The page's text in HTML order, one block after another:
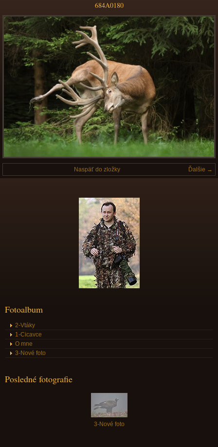
684A0180
Ďalšie →
Naspäť do zložky
Fotoalbum
2-Vtáky
1-Cicavce
O mne
3-Nové foto
Posledné fotografie
3-Nové foto